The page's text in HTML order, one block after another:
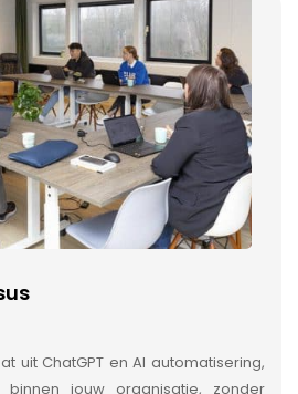
uit ChatGPT en AI automatisering,
jouw organisatie, zonder